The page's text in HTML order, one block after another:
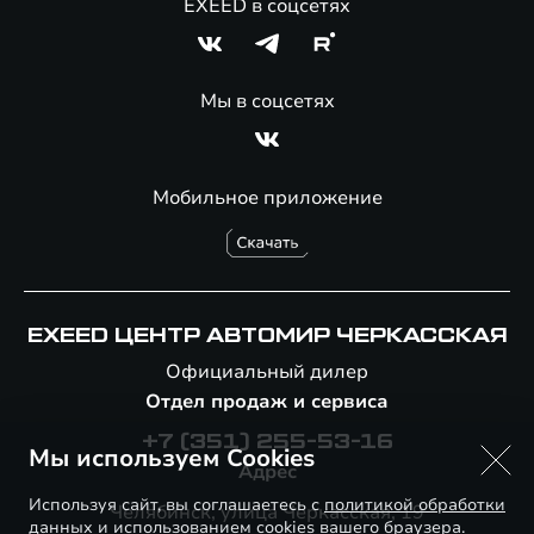
Мобильное приложение
EXEED в соцсетях
Мы в соцсетях
EXEED ЦЕНТР АВТОМИР ЧЕРКАССКАЯ
Официальный дилер
Отдел продаж и сервиса
+7 (351) 255-53-16
Адрес
Челябинск, улица Черкасская, 19
Мы используем Cookies
Используя сайт, вы соглашаетесь сполитикой обработки
данных и использованием cookies вашего браузера.